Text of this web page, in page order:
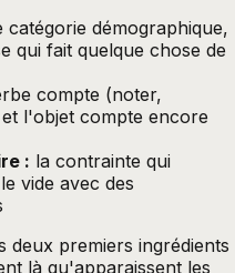
catégorie démographique,
qui fait quelque chose de
compte (noter,
l'objet compte encore
: la contrainte qui
vide avec des
deux premiers ingrédients
là qu'apparaissent les